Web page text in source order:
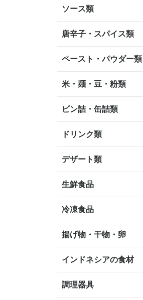
ソース類
唐辛子・スパイス類
ペースト・パウダー類
米・麺・豆・粉類
ビン詰・缶詰類
ドリンク類
デザート類
生鮮食品
冷凍食品
揚げ物・干物・卵
インドネシアの食材
調理器具